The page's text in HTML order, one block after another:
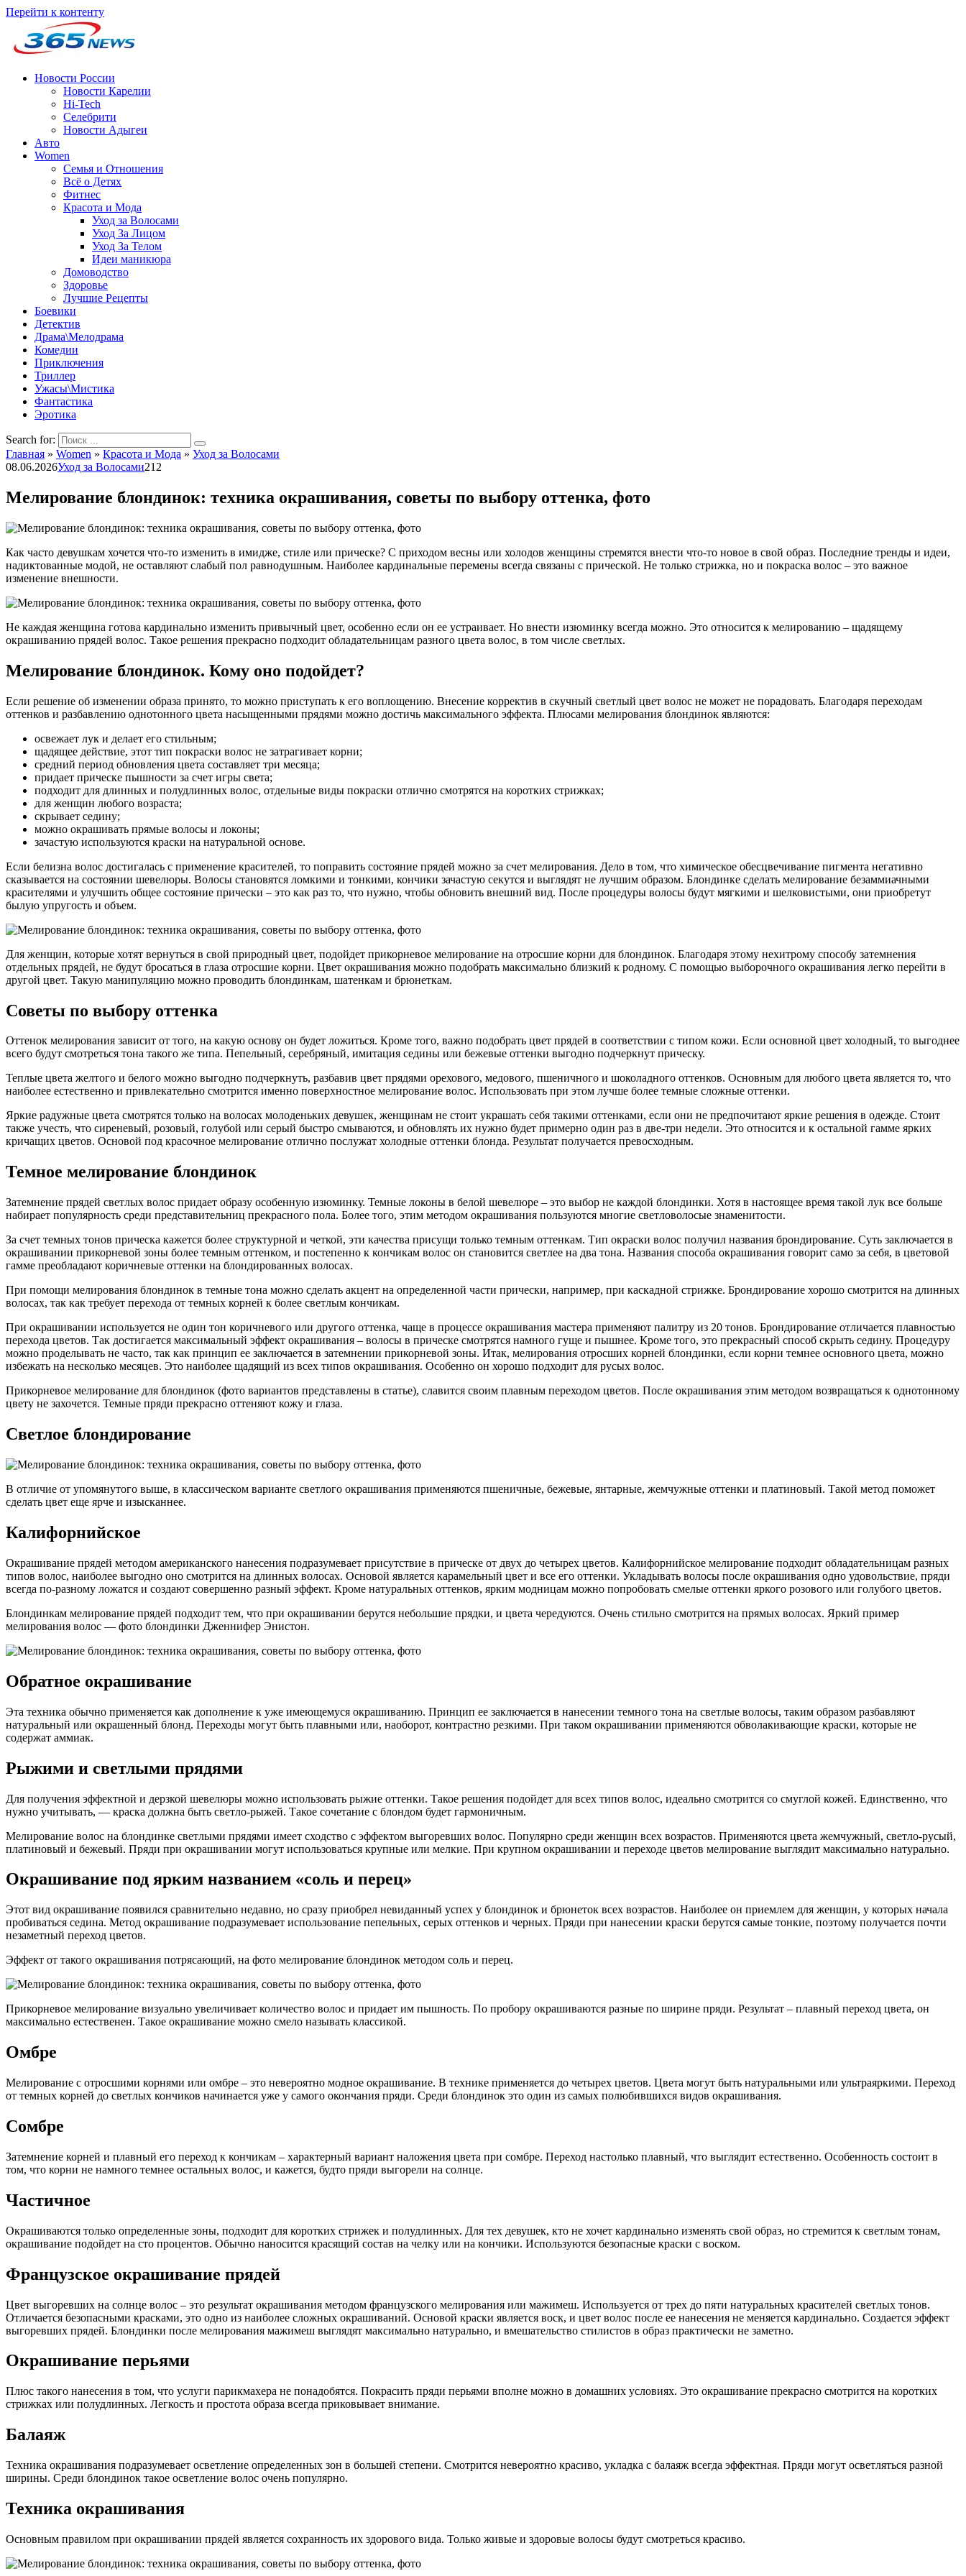
Перейти к контенту
Новости России
Новости Карелии
Hi-Tech
Селебрити
Новости Адыгеи
Авто
Women
Семья и Отношения
Всё о Детях
Фитнес
Красота и Мода
Уход за Волосами
Уход За Лицом
Уход За Телом
Идеи маникюра
Домоводство
Здоровье
Лучшие Рецепты
Боевики
Детектив
Драма\Мелодрама
Комедии
Приключения
Триллер
Ужасы\Мистика
Фантастика
Эротика
Search for:
Главная » Women » Красота и Мода » Уход за Волосами
08.06.2026Уход за Волосами212
Мелирование блондинок: техника окрашивания, советы по выбору оттенка, фото
Как часто девушкам хочется что-то изменить в имидже, стиле или прическе? С приходом весны или холодов женщины стремятся внести что-то новое в свой образ. Последние тренды и идеи,
надиктованные модой, не оставляют слабый пол равнодушным. Наиболее кардинальные перемены всегда связаны с прической. Не только стрижка, но и покраска волос – это важное
изменение внешности.
Не каждая женщина готова кардинально изменить привычный цвет, особенно если он ее устраивает. Но внести изюминку всегда можно. Это относится к мелированию – щадящему
окрашиванию прядей волос. Такое решения прекрасно подходит обладательницам разного цвета волос, в том числе светлых.
Мелирование блондинок. Кому оно подойдет?
Если решение об изменении образа принято, то можно приступать к его воплощению. Внесение корректив в скучный светлый цвет волос не может не порадовать. Благодаря переходам
оттенков и разбавлению однотонного цвета насыщенными прядями можно достичь максимального эффекта. Плюсами мелирования блондинок являются:
освежает лук и делает его стильным;
щадящее действие, этот тип покраски волос не затрагивает корни;
средний период обновления цвета составляет три месяца;
придает прическе пышности за счет игры света;
подходит для длинных и полудлинных волос, отдельные виды покраски отлично смотрятся на коротких стрижках;
для женщин любого возраста;
скрывает седину;
можно окрашивать прямые волосы и локоны;
зачастую используются краски на натуральной основе.
Если белизна волос достигалась с применение красителей, то поправить состояние прядей можно за счет мелирования. Дело в том, что химическое обесцвечивание пигмента негативно
сказывается на состоянии шевелюры. Волосы становятся ломкими и тонкими, кончики зачастую секутся и выглядят не лучшим образом. Блондинке сделать мелирование безаммиачными
красителями и улучшить общее состояние прически – это как раз то, что нужно, чтобы обновить внешний вид. После процедуры волосы будут мягкими и шелковистыми, они приобретут
былую упругость и объем.
Для женщин, которые хотят вернуться в свой природный цвет, подойдет прикорневое мелирование на отросшие корни для блондинок. Благодаря этому нехитрому способу затемнения
отдельных прядей, не будут бросаться в глаза отросшие корни. Цвет окрашивания можно подобрать максимально близкий к родному. С помощью выборочного окрашивания легко перейти в
другой цвет. Такую манипуляцию можно проводить блондинкам, шатенкам и брюнеткам.
Советы по выбору оттенка
Оттенок мелирования зависит от того, на какую основу он будет ложиться. Кроме того, важно подобрать цвет прядей в соответствии с типом кожи. Если основной цвет холодный, то выгоднее
всего будут смотреться тона такого же типа. Пепельный, серебряный, имитация седины или бежевые оттенки выгодно подчеркнут прическу.
Теплые цвета желтого и белого можно выгодно подчеркнуть, разбавив цвет прядями орехового, медового, пшеничного и шоколадного оттенков. Основным для любого цвета является то, что
наиболее естественно и привлекательно смотрится именно поверхностное мелирование волос. Использовать при этом лучше более темные сложные оттенки.
Яркие радужные цвета смотрятся только на волосах молоденьких девушек, женщинам не стоит украшать себя такими оттенками, если они не предпочитают яркие решения в одежде. Стоит
также учесть, что сиреневый, розовый, голубой или серый быстро смываются, и обновлять их нужно будет примерно один раз в две-три недели. Это относится и к остальной гамме ярких
кричащих цветов. Основой под красочное мелирование отлично послужат холодные оттенки блонда. Результат получается превосходным.
Темное мелирование блондинок
Затемнение прядей светлых волос придает образу особенную изюминку. Темные локоны в белой шевелюре – это выбор не каждой блондинки. Хотя в настоящее время такой лук все больше
набирает популярность среди представительниц прекрасного пола. Более того, этим методом окрашивания пользуются многие светловолосые знаменитости.
За счет темных тонов прическа кажется более структурной и четкой, эти качества присущи только темным оттенкам. Тип окраски волос получил названия брондирование. Суть заключается в
окрашивании прикорневой зоны более темным оттенком, и постепенно к кончикам волос он становится светлее на два тона. Названия способа окрашивания говорит само за себя, в цветовой
гамме преобладают коричневые оттенки на блондированных волосах.
При помощи мелирования блондинок в темные тона можно сделать акцент на определенной части прически, например, при каскадной стрижке. Брондирование хорошо смотрится на длинных
волосах, так как требует перехода от темных корней к более светлым кончикам.
При окрашивании используется не один тон коричневого или другого оттенка, чаще в процессе окрашивания мастера применяют палитру из 20 тонов. Брондирование отличается плавностью
перехода цветов. Так достигается максимальный эффект окрашивания – волосы в прическе смотрятся намного гуще и пышнее. Кроме того, это прекрасный способ скрыть седину. Процедуру
можно проделывать не часто, так как принцип ее заключается в затемнении прикорневой зоны. Итак, мелирования отросших корней блондинки, если корни темнее основного цвета, можно
избежать на несколько месяцев. Это наиболее щадящий из всех типов окрашивания. Особенно он хорошо подходит для русых волос.
Прикорневое мелирование для блондинок (фото вариантов представлены в статье), славится своим плавным переходом цветов. После окрашивания этим методом возвращаться к однотонному
цвету не захочется. Темные пряди прекрасно оттеняют кожу и глаза.
Светлое блондирование
В отличие от упомянутого выше, в классическом варианте светлого окрашивания применяются пшеничные, бежевые, янтарные, жемчужные оттенки и платиновый. Такой метод поможет
сделать цвет еще ярче и изысканнее.
Калифорнийское
Окрашивание прядей методом американского нанесения подразумевает присутствие в прическе от двух до четырех цветов. Калифорнийское мелирование подходит обладательницам разных
типов волос, наиболее выгодно оно смотрится на длинных волосах. Основой является карамельный цвет и все его оттенки. Укладывать волосы после окрашивания одно удовольствие, пряди
всегда по-разному ложатся и создают совершенно разный эффект. Кроме натуральных оттенков, ярким модницам можно попробовать смелые оттенки яркого розового или голубого цветов.
Блондинкам мелирование прядей подходит тем, что при окрашивании берутся небольшие прядки, и цвета чередуются. Очень стильно смотрится на прямых волосах. Яркий пример
мелирования волос — фото блондинки Дженнифер Энистон.
Обратное окрашивание
Эта техника обычно применяется как дополнение к уже имеющемуся окрашиванию. Принцип ее заключается в нанесении темного тона на светлые волосы, таким образом разбавляют
натуральный или окрашенный блонд. Переходы могут быть плавными или, наоборот, контрастно резкими. При таком окрашивании применяются обволакивающие краски, которые не
содержат аммиак.
Рыжими и светлыми прядями
Для получения эффектной и дерзкой шевелюры можно использовать рыжие оттенки. Такое решения подойдет для всех типов волос, идеально смотрится со смуглой кожей. Единственно, что
нужно учитывать, — краска должна быть светло-рыжей. Такое сочетание с блондом будет гармоничным.
Мелирование волос на блондинке светлыми прядями имеет сходство с эффектом выгоревших волос. Популярно среди женщин всех возрастов. Применяются цвета жемчужный, светло-русый,
платиновый и бежевый. Пряди при окрашивании могут использоваться крупные или мелкие. При крупном окрашивании и переходе цветов мелирование выглядит максимально натурально.
Окрашивание под ярким названием «соль и перец»
Этот вид окрашивание появился сравнительно недавно, но сразу приобрел невиданный успех у блондинок и брюнеток всех возрастов. Наиболее он приемлем для женщин, у которых начала
пробиваться седина. Метод окрашивание подразумевает использование пепельных, серых оттенков и черных. Пряди при нанесении краски берутся самые тонкие, поэтому получается почти
незаметный переход цветов.
Эффект от такого окрашивания потрясающий, на фото мелирование блондинок методом соль и перец.
Прикорневое мелирование визуально увеличивает количество волос и придает им пышность. По пробору окрашиваются разные по ширине пряди. Результат – плавный переход цвета, он
максимально естественен. Такое окрашивание можно смело называть классикой.
Омбре
Мелирование с отросшими корнями или омбре – это невероятно модное окрашивание. В технике применяется до четырех цветов. Цвета могут быть натуральными или ультраяркими. Переход
от темных корней до светлых кончиков начинается уже у самого окончания пряди. Среди блондинок это один из самых полюбившихся видов окрашивания.
Сомбре
Затемнение корней и плавный его переход к кончикам – характерный вариант наложения цвета при сомбре. Переход настолько плавный, что выглядит естественно. Особенность состоит в
том, что корни не намного темнее остальных волос, и кажется, будто пряди выгорели на солнце.
Частичное
Окрашиваются только определенные зоны, подходит для коротких стрижек и полудлинных. Для тех девушек, кто не хочет кардинально изменять свой образ, но стремится к светлым тонам,
окрашивание подойдет на сто процентов. Обычно наносится красящий состав на челку или на кончики. Используются безопасные краски с воском.
Французское окрашивание прядей
Цвет выгоревших на солнце волос – это результат окрашивания методом французского мелирования или мажимеш. Используется от трех до пяти натуральных красителей светлых тонов.
Отличается безопасными красками, это одно из наиболее сложных окрашиваний. Основой краски является воск, и цвет волос после ее нанесения не меняется кардинально. Создается эффект
выгоревших прядей. Блондинки после мелирования мажимеш выглядят максимально натурально, и вмешательство стилистов в образ практически не заметно.
Окрашивание перьями
Плюс такого нанесения в том, что услуги парикмахера не понадобятся. Покрасить пряди перьями вполне можно в домашних условиях. Это окрашивание прекрасно смотрится на коротких
стрижках или полудлинных. Легкость и простота образа всегда приковывает внимание.
Балаяж
Техника окрашивания подразумевает осветление определенных зон в большей степени. Смотрится невероятно красиво, укладка с балаяж всегда эффектная. Пряди могут осветляться разной
ширины. Среди блондинок такое осветление волос очень популярно.
Техника окрашивания
Основным правилом при окрашивании прядей является сохранность их здорового вида. Только живые и здоровые волосы будут смотреться красиво.